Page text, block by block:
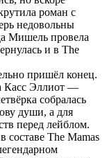
роман с
недовольны
Мишель провела
и в The
пришёл конец.
Касс Эллиот —
собралась
души, а для
перед лейблом.
The Mamas